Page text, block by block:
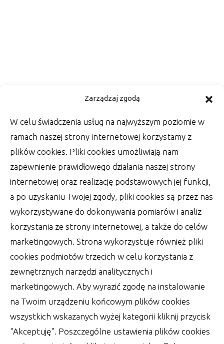
Zarządzaj zgodą
W celu świadczenia usług na najwyższym poziomie w
ramach naszej strony internetowej korzystamy z
plików cookies. Pliki cookies umożliwiają nam
zapewnienie prawidłowego działania naszej strony
internetowej oraz realizację podstawowych jej funkcji,
a po uzyskaniu Twojej zgody, pliki cookies są przez nas
wykorzystywane do dokonywania pomiarów i analiz
korzystania ze strony internetowej, a także do celów
marketingowych. Strona wykorzystuje również pliki
cookies podmiotów trzecich w celu korzystania z
zewnętrznych narzędzi analitycznych i
marketingowych. Aby wyrazić zgodę na instalowanie
na Twoim urządzeniu końcowym plików cookies
wszystkich wskazanych wyżej kategorii kliknij przycisk
"Akceptuję". Poszczególne ustawienia plików cookies
Kwestia ślubnej fotografii –
zadbaj o oprawę zdjęć
Wśród rzeczy, które zrobić muszą Państwo
Młodzi w dniu swojego ślubu, jest wiele
szablonowych
autor: Lucjan 30 czerwca 2022